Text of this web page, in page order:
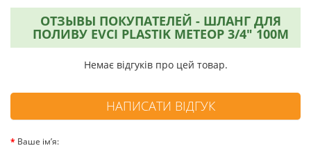
ОТЗЫВЫ ПОКУПАТЕЛЕЙ - ШЛАНГ ДЛЯ
ПОЛИВУ EVCI PLASTIK МЕТЕОР 3/4" 100М
Немає відгуків про цей товар.
НАПИСАТИ ВІДГУК
Ваше ім’я: